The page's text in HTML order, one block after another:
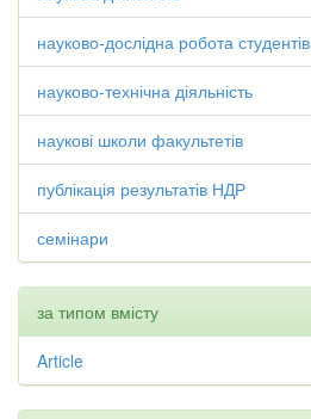
науково-дослідна робота студентів
науково-технічна діяльність
наукові школи факультетів
публікація результатів НДР
семінари
за типом вмісту
Article